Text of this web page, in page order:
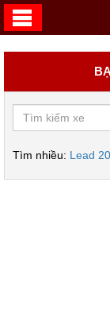
Tìm nhiều: Lead